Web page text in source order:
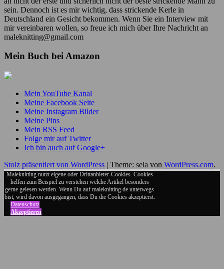
sein. Dennoch ist es mir wichtig, dass strickende Kerle in
Deutschland ein Gesicht bekommen. Wenn Sie ein Interview mit
mir vereinbaren wollen, so freue ich mich über Ihre Nachricht an
maleknitting@gmail.com
Mein Buch bei Amazon
Mein YouTube Kanal
Meine Facebook Seite
Meine Instagram Bilder
Meine Pins
Mein RSS Feed
Folge mir auf Twitter
Ich bin auch auf Google+
Stolz präsentiert von WordPress | Theme: sela von WordPress.com.
Maleknitting nutzt eigene oder Drittanbieter-Cookies. Cookies
helfen zum Beispiel zu verstehen welche Artikel besonders
gerne gelesen werden. Wenn Du auf maleknitting.de unterwegs
bist, wird davon ausgegangen, dass Du die Cookies akzeptierst.
Datenschutz
Akzeptieren